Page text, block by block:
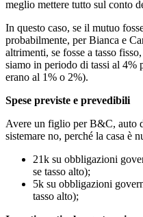
meglio mettere tutto sul conto
In questo caso, se il mutuo
probabilmente, per Bianca e
altrimenti, se fosse a tasso
siamo in periodo di tassi al 4%
erano al 1% o 2%).
Spese previste e prevedibili
Avere un figlio per B&C, auto
sistemare no, perché la casa è
21k su obbligazioni
se tasso alto);
5k su obbligazioni
tasso alto);